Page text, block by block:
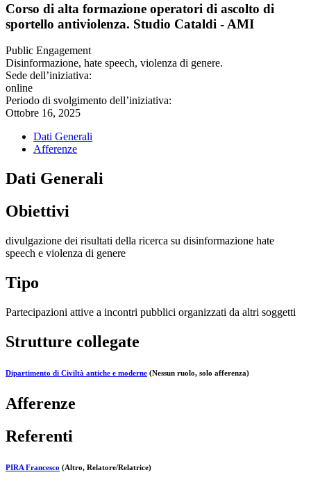
Corso di alta formazione operatori di ascolto di
sportello antiviolenza. Studio Cataldi - AMI
Public Engagement
Disinformazione, hate speech, violenza di genere.
Sede dell’iniziativa:
online
Periodo di svolgimento dell’iniziativa:
Ottobre 16, 2025
Dati Generali
Afferenze
Dati Generali
Obiettivi
divulgazione dei risultati della ricerca su disinformazione hate
speech e violenza di genere
Tipo
Partecipazioni attive a incontri pubblici organizzati da altri soggetti
Strutture collegate
Dipartimento di Civiltà antiche e moderne (Nessun ruolo, solo afferenza)
Afferenze
Referenti
PIRA Francesco (Altro, Relatore/Relatrice)